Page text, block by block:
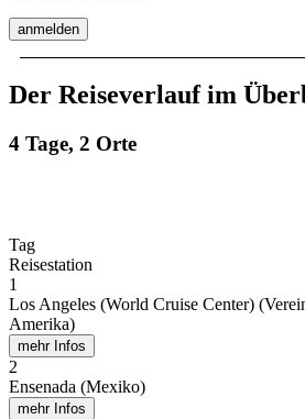
anmelden
Der Reiseverlauf im
4 Tage, 2 Orte
Tag
Reisestation
1
Los Angeles (World Cruise Center)
Amerika)
mehr Infos
2
Ensenada (Mexiko)
mehr Infos